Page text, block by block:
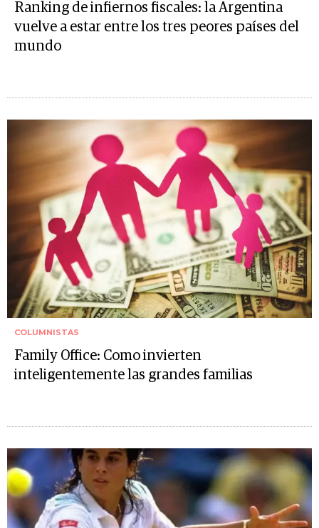
Ranking de infiernos fiscales: la Argentina
vuelve a estar entre los tres peores países del
mundo
COLUMNISTAS
Family Office: Como invierten
inteligentemente las grandes familias